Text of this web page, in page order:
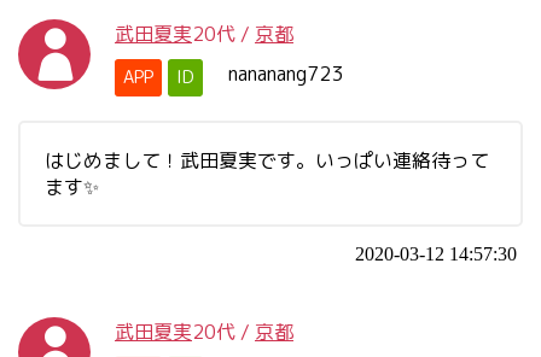
武田夏実20代 / 京都
APP ID nananang723
はじめまして！武田夏実です。いっぱい連絡待って
ます✨
2020-03-12 14:57:30
武田夏実20代 / 京都